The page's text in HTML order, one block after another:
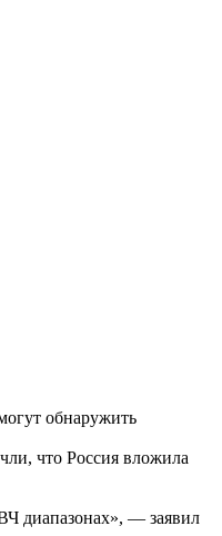
обнаружить
что Россия вложила
диапазонах», — заявил